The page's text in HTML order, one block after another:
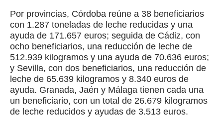
Por provincias, Córdoba reúne a 38 beneficiarios
con 1.287 toneladas de leche reducidas y una
ayuda de 171.657 euros; seguida de Cádiz, con
ocho beneficiarios, una reducción de leche de
512.939 kilogramos y una ayuda de 70.636 euros;
y Sevilla, con dos beneficiarios, una reducción de
leche de 65.639 kilogramos y 8.340 euros de
ayuda. Granada, Jaén y Málaga tienen cada una
un beneficiario, con un total de 26.679 kilogramos
de leche reducidos y ayudas de 3.513 euros.